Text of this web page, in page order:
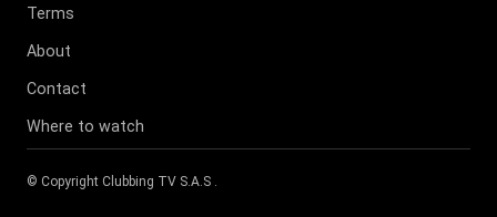
Terms
About
Contact
Where to watch
© Copyright Clubbing TV S.A.S .